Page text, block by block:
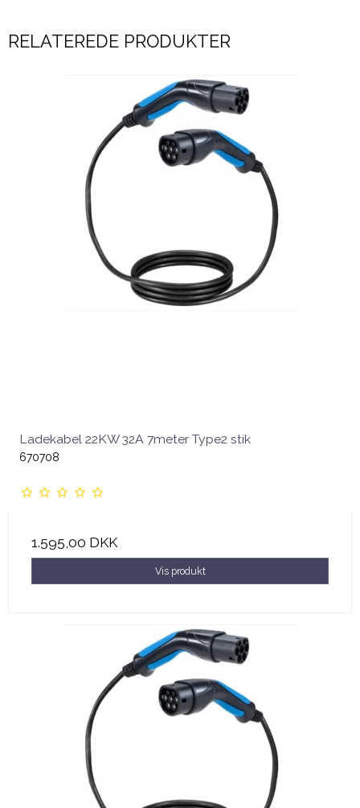
RELATEREDE PRODUKTER
Ladekabel 22KW 32A 7meter Type2 stik
670708
1.595,00 DKK
Vis produkt